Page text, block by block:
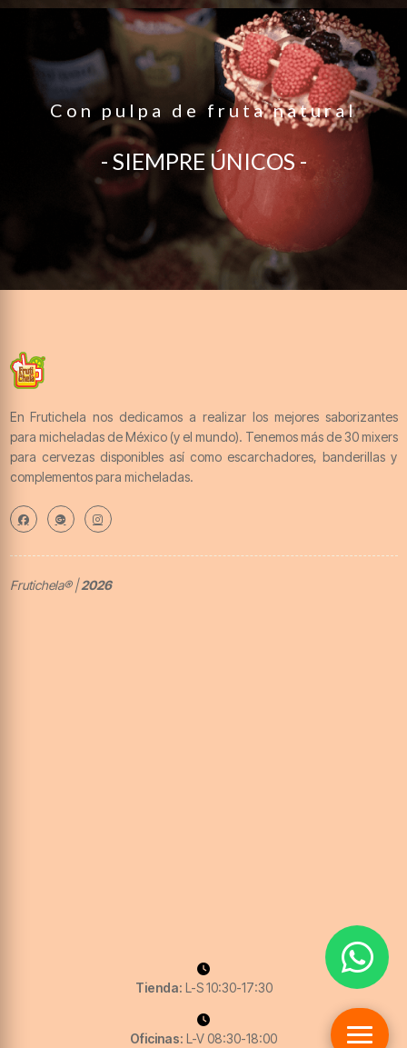
Con pulpa de fruta natural
- SIEMPRE ÚNICOS -
En Frutichela nos dedicamos a realizar los mejores saborizantes
para micheladas de México (y el mundo). Tenemos más de 30 mixers
para cervezas disponibles así como escarchadores, banderillas y
complementos para micheladas.
Frutichela® |2026
Tienda: L-S 10:30-17:30
Oficinas: L-V 08:30-18:00